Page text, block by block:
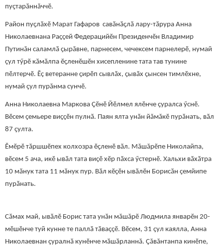
пуҫтарӑннăччӗ.
Район пуҫлӑхӗ Марат Гафаров савӑнӑҫлӑ лару-тӑрура Анна
Николаевнана Раҫҫей Федерацийӗн Президенчӗн Владимир
Путинăн саламлӑ ҫырăвне, парнесем, чечексем парнелерӗ, нумай
ҫул тӳрӗ кӑмӑлпа ӗҫленӗшӗн хисепленине тата тав тунине
пӗлтерчӗ. Ӗç ветеранне ҫирӗп сывлӑх, ҫывӑх ҫынсен тимлӗхне,
нумай ҫул пурăнма сунчӗ.
Анна Николаевна Маркова Çӗнӗ Йӗлмел ялӗнче ҫуралса ӳснӗ.
Вӗсем ҫемьере виҫҫӗн пулнӑ. Паян ялта унӑн йăмăкӗ пурӑнать, вӑл
87 ҫулта.
Ӗмӗрӗ тӑршшӗпех колхозра ӗҫленӗ вӑл. Мăшăрӗпе Николайпа,
вӗсем 5 ача, икӗ ывӑл тата виҫӗ хӗр пӑхса ӳстернӗ. Хальхи вӑхӑтра
10 мӑнук тата 11 мӑнук пур. Вӑл кӗҫӗн ывӑлӗн Борисӑн ҫемйипе
пурӑнать.
Сӑмах май, ывӑлӗ Борис тата унӑн мăшăрӗ Людмила январӗн 20-
мӗшӗнче туй кунне те паллӑ тӑваҫҫӗ. Вӗсем, 31 ҫул каялла, Анна
Николаевнан ҫуралнӑ кунӗнче мӑшӑрланнă. Çăвăнтанпа кинӗпе,